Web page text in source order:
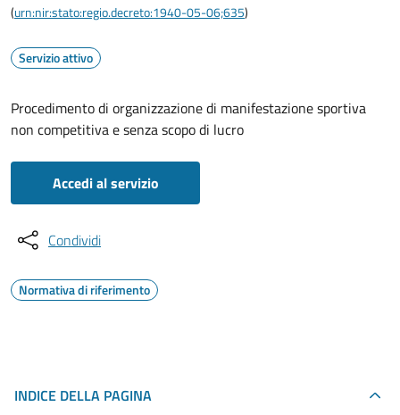
(urn:nir:stato:regio.decreto:1940-05-06;635)
Servizio attivo
Procedimento di organizzazione di manifestazione sportiva
non competitiva e senza scopo di lucro
Accedi al servizio
Condividi
Normativa di riferimento
INDICE DELLA PAGINA